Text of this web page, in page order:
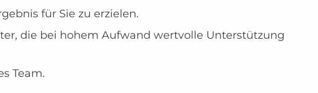
für Sie zu erzielen.
die bei hohem Aufwand wertvolle Unterstützung
Team.